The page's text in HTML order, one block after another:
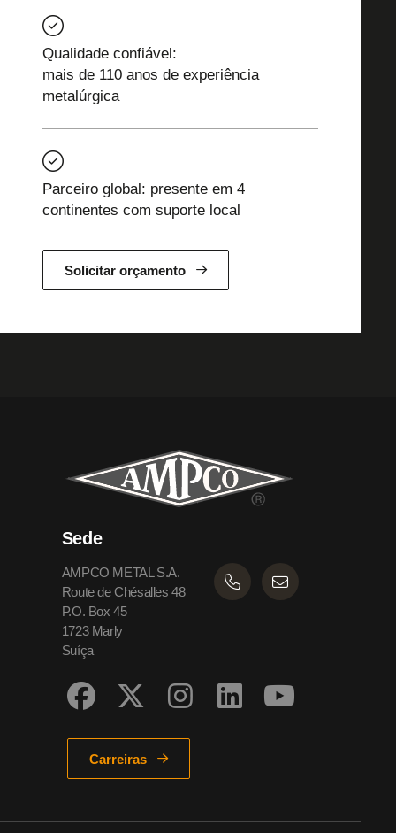
Qualidade confiável:
mais de 110 anos de experiência
metalúrgica
Parceiro global: presente em 4
continentes com suporte local
Solicitar orçamento
Sede
AMPCO METAL S.A.
Route de Chésalles 48
P.O. Box 45
1723 Marly
Suíça
Carreiras